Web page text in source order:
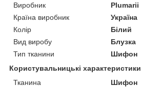
Виробник
Plumarii
Країна виробник
Україна
Колір
Білий
Вид виробу
Блузка
Тип тканини
Шифон
Користувальницькі характеристики
Тканина
Шифон